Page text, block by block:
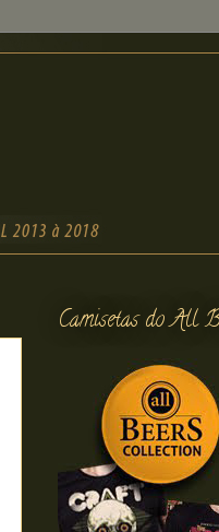
Camisetas do All